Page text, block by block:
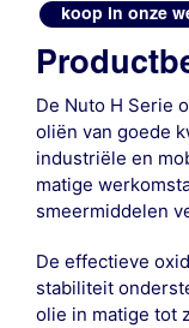
koop in onze
De Nuto H Serie
oliën van goede
industriële en
matige
smeermiddelen
De effectieve
stabiliteit
olie in matige tot